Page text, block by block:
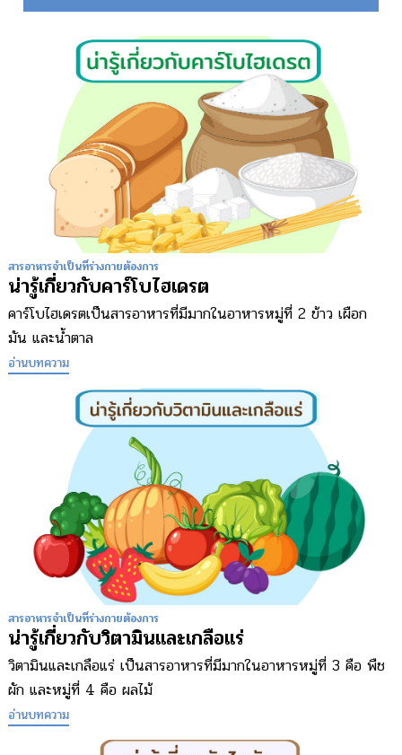
สารอาหารจำเป็นที่ร่างกายต้องการ
น่ารู้เกี่ยวกับคาร์โบไฮเดรต
คาร์โบไฮเดรตเป็นสารอาหารที่มีมากในอาหารหมู่ที่ 2 ข้าว เผือก
มัน และน้ำตาล
อ่านบทความ
สารอาหารจำเป็นที่ร่างกายต้องการ
น่ารู้เกี่ยวกับวิตามินและเกลือแร่
วิตามินและเกลือแร่ เป็นสารอาหารที่มีมากในอาหารหมู่ที่ 3 คือ พืช
ผัก และหมู่ที่ 4 คือ ผลไม้
อ่านบทความ